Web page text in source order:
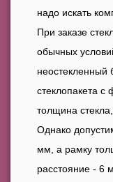
надо искать
При заказе
обычных
неостекленный
стеклопакета
толщина
Однако
мм, а рамку
расстояние - 6